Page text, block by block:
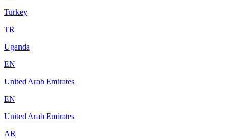
Turkey
TR
Uganda
EN
United Arab Emirates
EN
United Arab Emirates
AR